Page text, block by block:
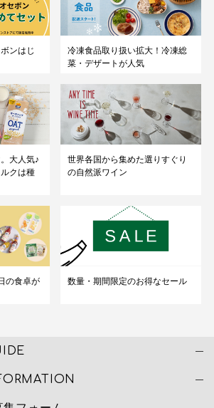
ンはじ
冷凍食品取り扱い拡大！冷凍総
菜・デザートが人気
大人気♪
クは種
世界各国から集めた選りすぐり
の自然派ワイン
の食卓が
数量・期間限定のお得なセール